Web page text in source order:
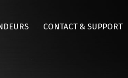
CONTACT & SUPPORT